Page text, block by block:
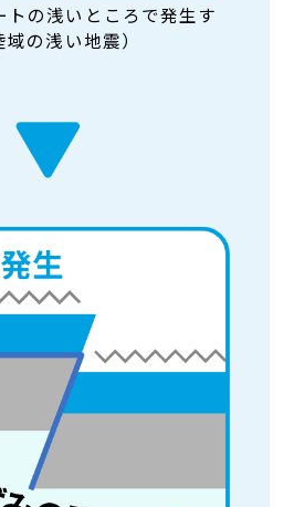
トの浅いところで発生す
の浅い地震）